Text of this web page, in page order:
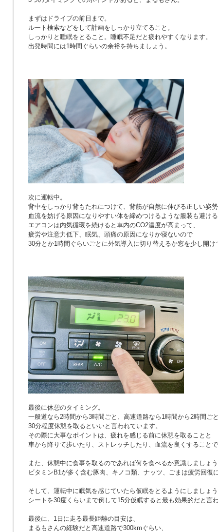
まずはドライブの前日まで。
ルート検索などをして計画をしっかり立てること。
しっかりと睡眠をとること。睡眠不足だと疲れやすくなります。
出発時間には1時間ぐらいの余裕を持ちましょう。
次に運転中。
背中をしっかり背もたれにつけて、背筋が自然に伸びる正しい姿
血流を妨げる原因になりやすい体を締めつけるような服装も避け
エアコンは内気循環を続けると車内のCO2濃度が高まって、
疲労や注意力低下、眠気、頭痛の原因になりか寝ないので
30分とか1時間ぐらいごとに外気導入に切り替えるか窓を少し開け
最後に休憩のタイミング。
一般道なら2時間から3時間ごと、高速道路なら1時間から2時間ご
30分程度休憩を取るといいと言われています。
その際に大事なポイントは、疲れを感じる前に休憩を取ることと
車から降りて歩いたり、ストレッチしたり、血流を良くすること
また、休憩中に食事を取るのであれば何を食べるか意識しましょ
ビタミンB1が多く含む豚肉、キノコ類、ナッツ、ごまは疲労回復
そして、運転中に眠気を感じていたら仮眠をとるようにしましょ
シートを30度くらいまで倒して15分仮眠すると最も効果的だと言
最後に、1日に走る最長距離の目安は、
まるもさんの経験だと高速道路で300kmぐらい、